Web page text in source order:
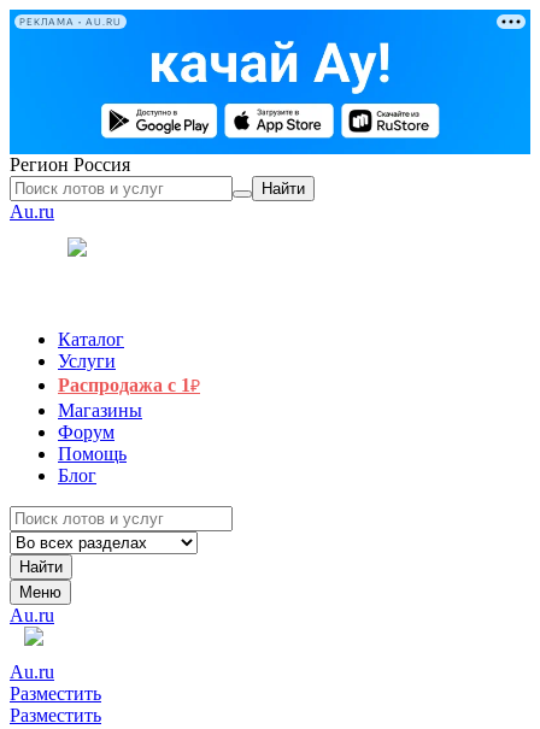
РЕКЛАМА • AU.RU
Регион Россия
Найти
Au.ru
Каталог
Услуги
Распродажа с 1₽
Магазины
Форум
Помощь
Блог
Найти
Меню
Au.ru
Au.ru
Разместить
Разместить